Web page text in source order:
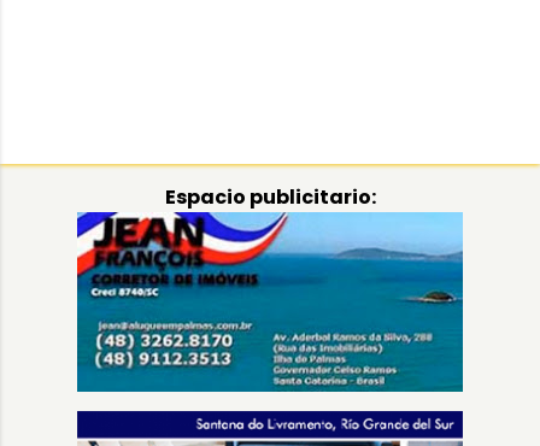
Espacio publicitario: